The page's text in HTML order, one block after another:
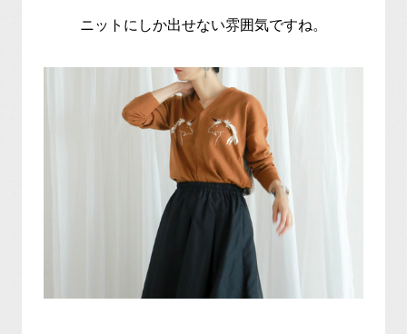
ニットにしか出せない雰囲気ですね。